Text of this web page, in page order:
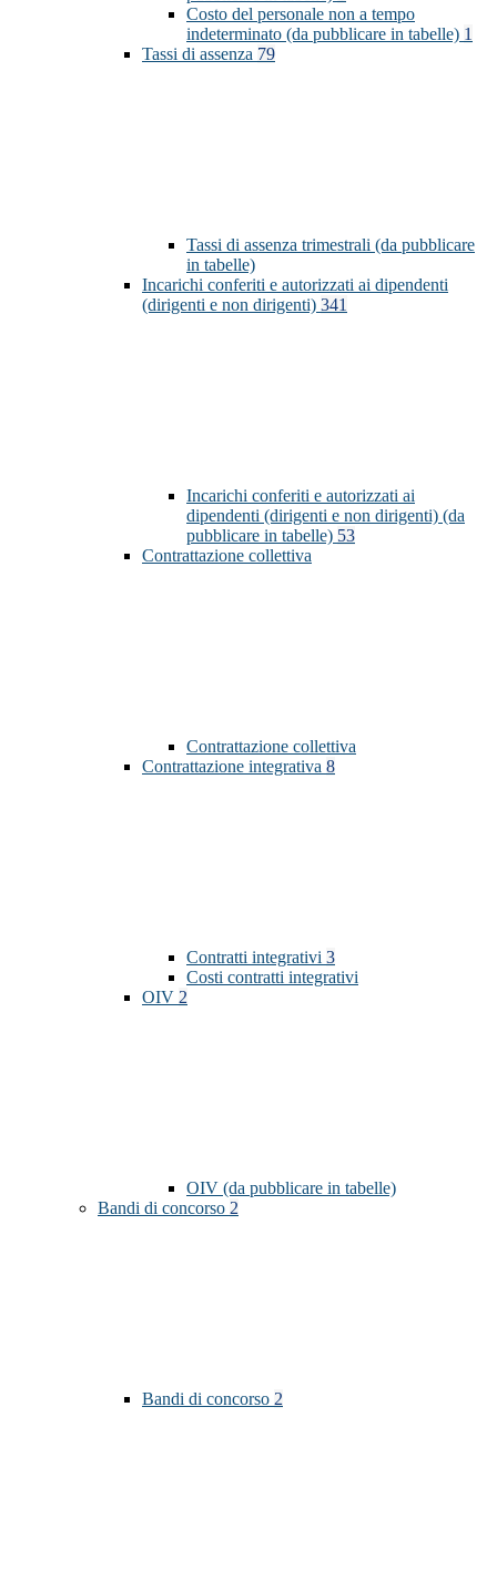
Costo del personale non a tempo
indeterminato (da pubblicare in tabelle) 1
Tassi di assenza 79
Tassi di assenza trimestrali (da pubblicare
in tabelle)
Incarichi conferiti e autorizzati ai dipendenti
(dirigenti e non dirigenti) 341
Incarichi conferiti e autorizzati ai
dipendenti (dirigenti e non dirigenti) (da
pubblicare in tabelle) 53
Contrattazione collettiva
Contrattazione collettiva
Contrattazione integrativa 8
Contratti integrativi 3
Costi contratti integrativi
OIV 2
OIV (da pubblicare in tabelle)
Bandi di concorso 2
Bandi di concorso 2